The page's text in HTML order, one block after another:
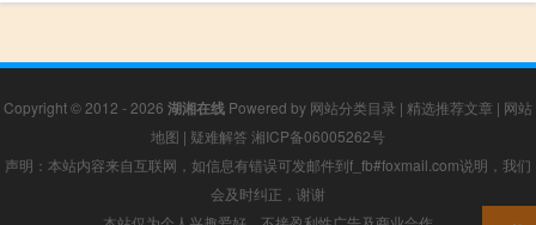
Copyright © 2012 - 2026 湖湘在线 Powered by 网站分类目录 | 精选推荐文章 | 网站
地图 | 疑难解答 湘ICP备06005262号
声明：本站内容来自互联网，如信息有错误可发邮件到f_fb#foxmail.com说明，我们
会及时纠正，谢谢